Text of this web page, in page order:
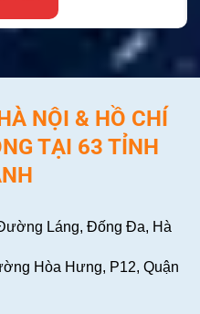
NỘI & HỒ CHÍ
TẠI 63 TỈNH
Láng, Đống Đa, Hà
Hòa Hưng, P12, Quận